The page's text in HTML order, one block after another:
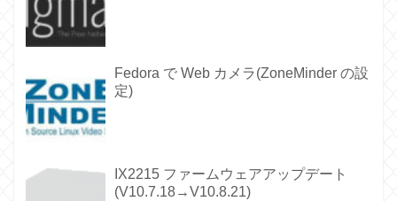
Fedora で Web カメラ(ZoneMinder の設
定)
IX2215 ファームウェアアップデート
(V10.7.18→V10.8.21)